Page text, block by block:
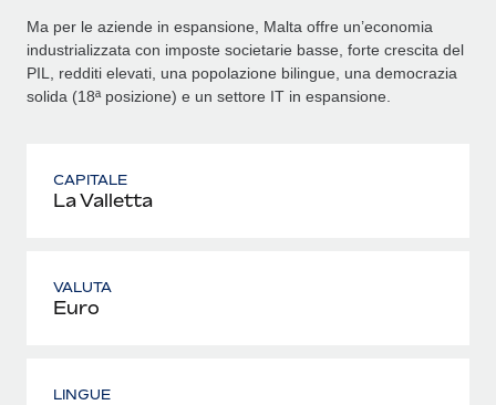
Ma per le aziende in espansione, Malta offre un’economia
industrializzata con imposte societarie basse, forte crescita del
PIL, redditi elevati, una popolazione bilingue, una democrazia
solida (18ª posizione) e un settore IT in espansione.
CAPITALE
La Valletta
VALUTA
Euro
LINGUE